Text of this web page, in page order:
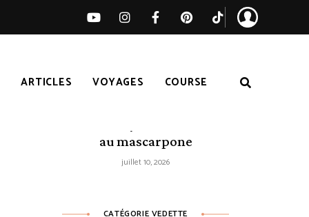
ARTICLES VOYAGES COURSE
au mascarpone
juillet 10, 2026
CATÉGORIE VEDETTE